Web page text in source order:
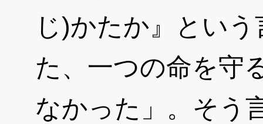
じ)かたか』とい
た、一つの命を守
なかった」。そう